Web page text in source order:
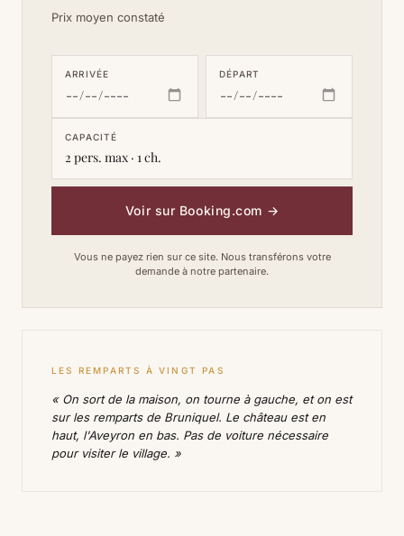
Prix moyen constaté
ARRIVÉE DÉPART
CAPACITÉ
2 pers. max · 1 ch.
Voir sur Booking.com →
Vous ne payez rien sur ce site. Nous transférons votre
demande à notre partenaire.
LES REMPARTS À VINGT PAS
« On sort de la maison, on tourne à gauche, et on est
sur les remparts de Bruniquel. Le château est en
haut, l'Aveyron en bas. Pas de voiture nécessaire
pour visiter le village. »